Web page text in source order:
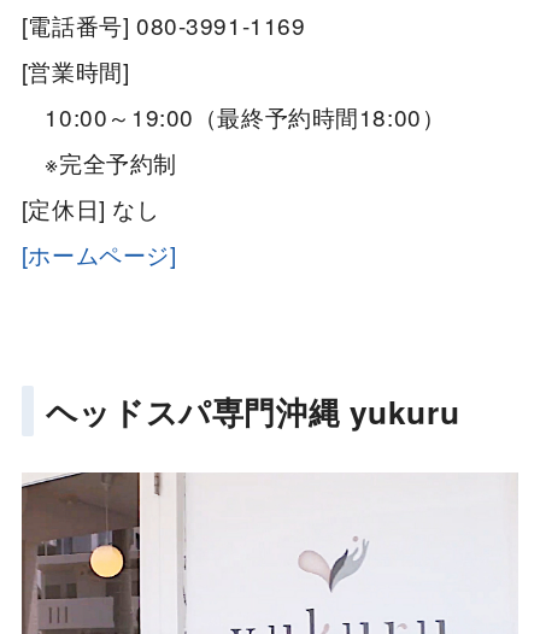
[電話番号] 080-3991-1169
[営業時間]
10:00～19:00（最終予約時間18:00）
※完全予約制
[定休日] なし
[ホームページ]
ヘッドスパ専門沖縄 yukuru